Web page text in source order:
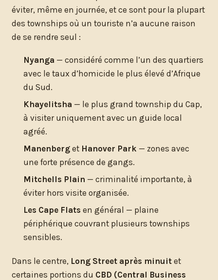
éviter, même en journée, et ce sont pour la plupart
des townships où un touriste n’a aucune raison
de se rendre seul :
Nyanga — considéré comme l’un des quartiers
avec le taux d’homicide le plus élevé d’Afrique
du Sud.
Khayelitsha — le plus grand township du Cap,
à visiter uniquement avec un guide local
agréé.
Manenberg et Hanover Park — zones avec
une forte présence de gangs.
Mitchells Plain — criminalité importante, à
éviter hors visite organisée.
Les Cape Flats en général — plaine
périphérique couvrant plusieurs townships
sensibles.
Dans le centre, Long Street après minuit et
certaines portions du CBD (Central Business